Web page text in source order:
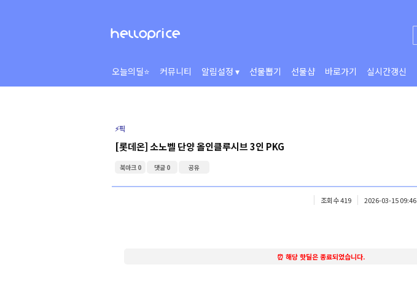
오늘의딜⭐ 커뮤니티 알림설정 ▾ 선물뽑기 선물샵 바로가기 실시간갱신
⚡️픽
[롯데온] 소노벨 단양 올인클루시브 3인 PKG
북마크 0 댓글 0 공유
조회수 419 2026-03-15 09:46
⏰ 해당 핫딜은 종료되었습니다.